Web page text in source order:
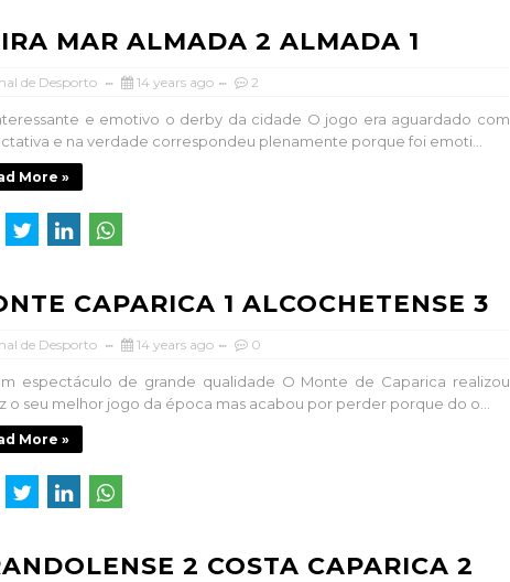
MAR ALMADA 2 ALMADA 1
de Desporto 14 years ago 2
e emotivo o derby da cidade O jogo era aguardado com
e na verdade correspondeu plenamente porque foi emoti...
More »
CAPARICA 1 ALCOCHETENSE 3
de Desporto 14 years ago 0
espectáculo de grande qualidade O Monte de Caparica realizou
o seu melhor jogo da época mas acabou por perder porque do o...
More »
2 COSTA CAPARICA 2